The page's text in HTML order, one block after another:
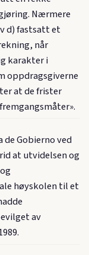
Nærmere
d) fastsatt et
når
karakter i
oppdragsgiverne
at de frister
Gobierno ved
at utvidelsen og
høyskolen til et
av